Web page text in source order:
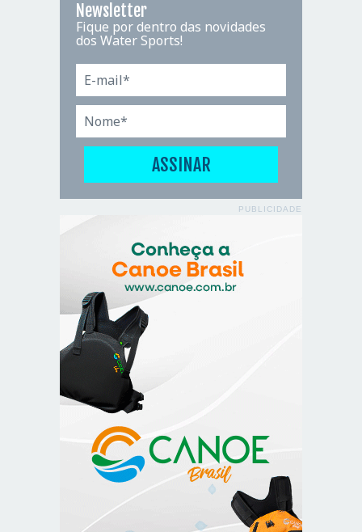
Newsletter
Fique por dentro das novidades
dos Water Sports!
PUBLICIDADE